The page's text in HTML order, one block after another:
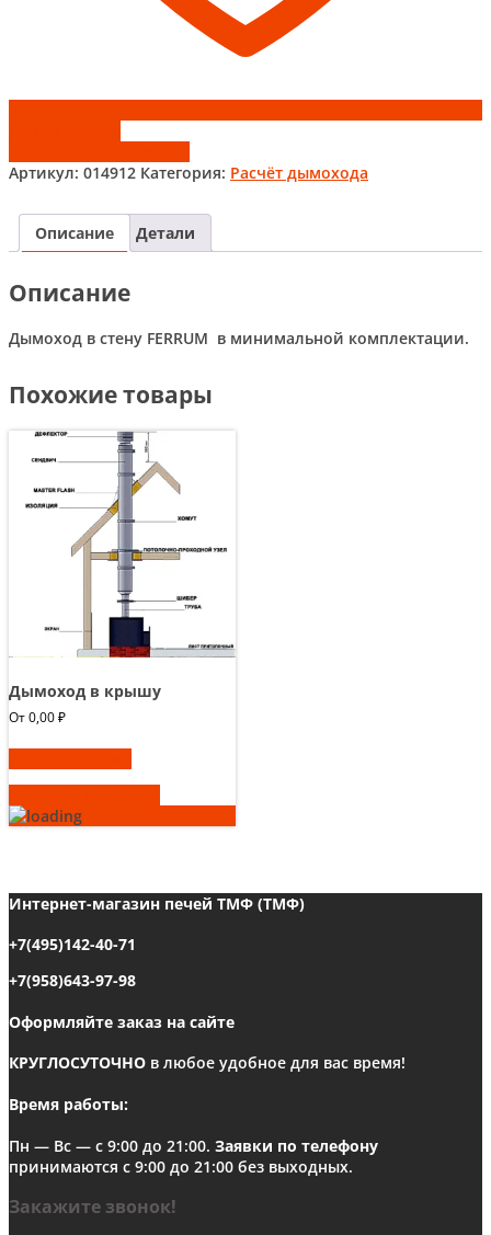
Артикул: 014912 Категория: Расчёт дымохода
Описание Детали
Описание
Дымоход в стену FERRUM в минимальной комплектации.
Похожие товары
Дымоход в крышу
От0,00₽
Интернет-магазин печей ТМФ (ТМФ)
+7(495)142-40-71
+7(958)643-97-98
Оформляйте заказ на сайте
КРУГЛОСУТОЧНО в любое удобное для вас время!
Время работы:
Пн — Вс — с 9:00 до 21:00. Заявки по телефону
принимаются с 9:00 до 21:00 без выходных.
Закажите звонок!